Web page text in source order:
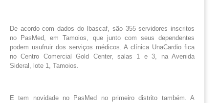
De acordo com dados do Ibascaf, são 355 servidores inscritos
no PasMed, em Tamoios, que junto com seus dependentes
podem usufruir dos serviços médicos. A clínica UnaCardio fica
no Centro Comercial Gold Center, salas 1 e 3, na Avenida
Sideral, lote 1, Tamoios.
E tem novidade no PasMed no primeiro distrito também. A